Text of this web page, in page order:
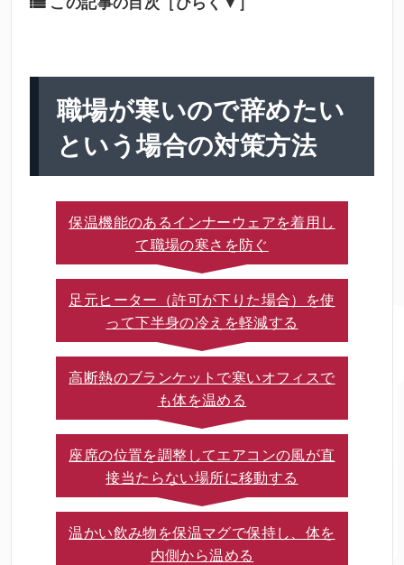
職場が寒いので辞めたい
という場合の対策方法
保温機能のあるインナーウェアを着用し
て職場の寒さを防ぐ
足元ヒーター（許可が下りた場合）を使
って下半身の冷えを軽減する
高断熱のブランケットで寒いオフィスで
も体を温める
座席の位置を調整してエアコンの風が直
接当たらない場所に移動する
温かい飲み物を保温マグで保持し、体を
内側から温める